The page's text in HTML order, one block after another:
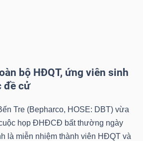
bộ HĐQT, ứng viên sinh
đề cử
Tre (Bepharco, HOSE: DBT) vừa
họp ĐHĐCĐ bất thường ngày
là miễn nhiệm thành viên HĐQT và